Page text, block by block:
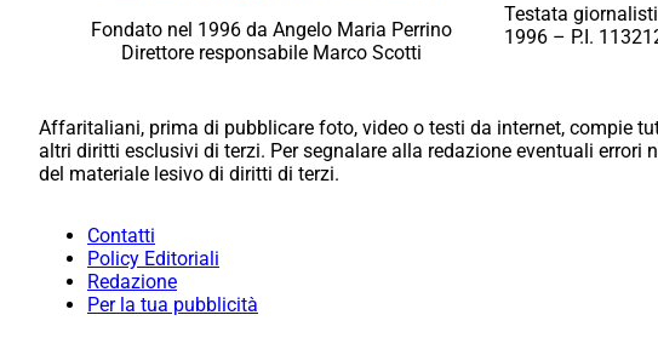
Fondato nel 1996 da Angelo Maria Perrino
Direttore responsabile Marco Scotti
Testata
1996 – P.I.
Affaritaliani, prima di pubblicare foto, video o testi da internet, compie
altri diritti esclusivi di terzi. Per segnalare alla redazione eventuali
del materiale lesivo di diritti di terzi.
Contatti
Policy Editoriali
Redazione
Per la tua pubblicità